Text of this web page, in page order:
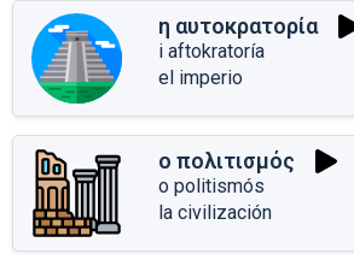
η αυτοκρατορία
i aftokratoría
el imperio
ο πολιτισμός
o politismós
la civilización